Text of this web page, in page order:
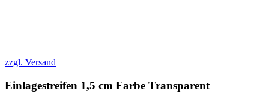
zzgl. Versand
Einlagestreifen 1,5 cm Farbe Transparent